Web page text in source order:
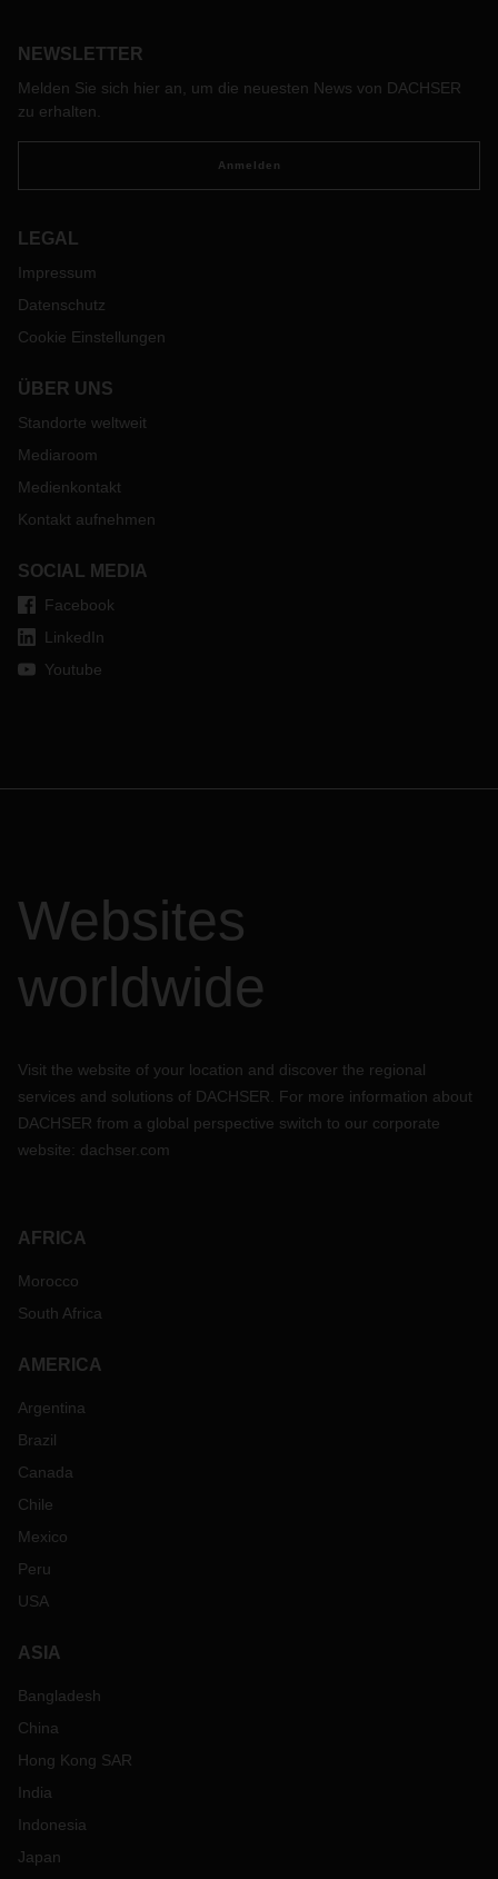
NEWSLETTER
Melden Sie sich hier an, um die neuesten News von DACHSER
zu erhalten.
Anmelden
LEGAL
Impressum
Datenschutz
Cookie Einstellungen
ÜBER UNS
Standorte weltweit
Mediaroom
Medienkontakt
Kontakt aufnehmen
SOCIAL MEDIA
Facebook
LinkedIn
Youtube
Websites
worldwide
Visit the website of your location and discover the regional
services and solutions of DACHSER. For more information about
DACHSER from a global perspective switch to our corporate
website: dachser.com
AFRICA
Morocco
South Africa
AMERICA
Argentina
Brazil
Canada
Chile
Mexico
Peru
USA
ASIA
Bangladesh
China
Hong Kong SAR
India
Indonesia
Japan